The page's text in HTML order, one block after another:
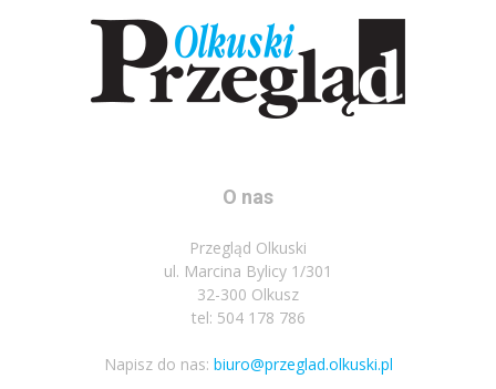
O nas
Przegląd Olkuski
ul. Marcina Bylicy 1/301
32-300 Olkusz
tel: 504 178 786
Napisz do nas: biuro@przeglad.olkuski.pl